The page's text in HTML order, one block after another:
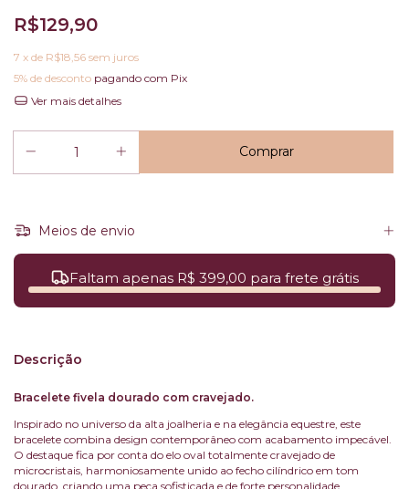
R$129,90
7 x de R$18,56 sem juros
5% de desconto pagando com Pix
Ver mais detalhes
Meios de envio
Faltam apenas R$ 399,00 para frete grátis
Descrição
Bracelete fivela dourado com cravejado.
Inspirado no universo da alta joalheria e na elegância equestre, este
bracelete combina design contemporâneo com acabamento impecável.
O destaque fica por conta do elo oval totalmente cravejado de
microcristais, harmoniosamente unido ao fecho cilíndrico em tom
dourado, criando uma peça sofisticada e de forte personalidade.